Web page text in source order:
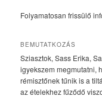
Folyamatosan frissülő
BEMUTATKOZÁS
Sziasztok, Sass Erika,
igyekszem megmutatni,
rémisztőnek tűnik is a
az ételekhez fűződő